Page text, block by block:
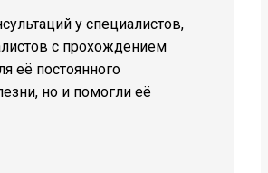
у специалистов,
с прохождением
её постоянного
но и помогли её